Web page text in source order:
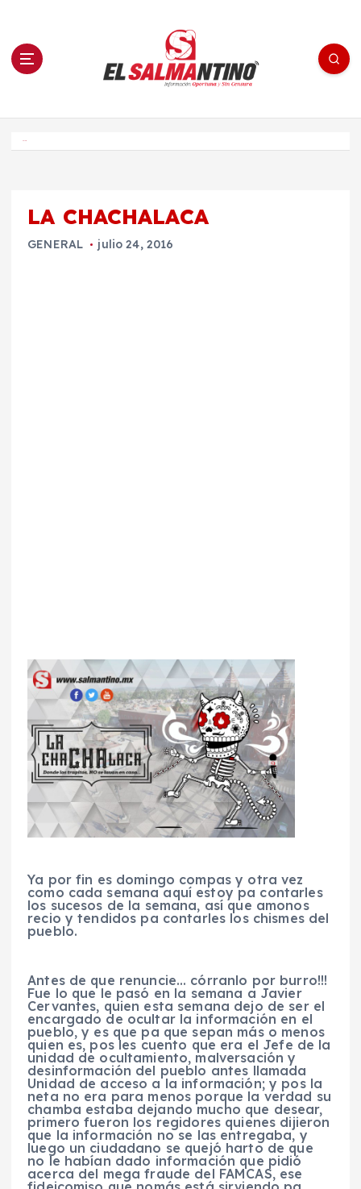
n El Salmantino - medios/noticias/editorial
LA CHACHALACA
GENERAL julio 24, 2016
Ya por fin es domingo compas y otra vez
como cada semana aquí estoy pa contarles
los sucesos de la semana, así que amonos
recio y tendidos pa contarles los chismes del
pueblo.
Antes de que renuncie… córranlo por burro!!!
Fue lo que le pasó en la semana a Javier
Cervantes, quien esta semana dejo de ser el
encargado de ocultar la información en el
pueblo, y es que pa que sepan más o menos
quien es, pos les cuento que era el Jefe de la
unidad de ocultamiento, malversación y
desinformación del pueblo antes llamada
Unidad de acceso a la información; y pos la
neta no era para menos porque la verdad su
chamba estaba dejando mucho que desear,
primero fueron los regidores quienes dijieron
que la información no se las entregaba, y
luego un ciudadano se quejó harto de que
no le habían dado información que pidió
acerca del mega fraude del FAMCAS, ese